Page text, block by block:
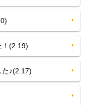
！(2.19)
♪(2.17)